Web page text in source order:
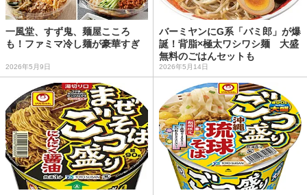
一風堂、すず鬼、麺屋こころ
も！ファミマ冷し麺が豪華すぎ
2026年5月9日
バーミヤンにG系「バミ郎」が爆
誕！背脂×極太ワシワシ麺 大盛
無料のごはんセットも
2026年5月14日